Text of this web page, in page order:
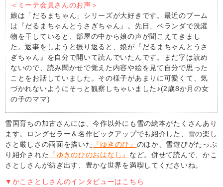
＜ミーテ会員さんのお声＞
娘は「だるまちゃん」シリーズが大好きです。最近のブーム
は『だるまちゃんとうさぎちゃん』。先日、ベランダで洗濯
物を干していると、部屋の中から娘の声が聞こえてきまし
た。返事をしようと振り返ると、娘が『だるまちゃんとうさ
ぎちゃん』を自分で開いて読んでいたんです。まだ字は読め
ないので、読み聞かせで覚えた内容や絵を見て自分で思った
ことをお話していました。その様子があまりに可愛くて、気
づかれないようにそっと観察しちゃいました♪(2歳8か月の女
の子のママ)
雪国育ちの加古さんには、今作以外にも雪の絵本がたくさんあり
ます。ロングセラー＆名作ピックアップでも紹介した、雪の楽し
さと厳しさの両面を描いた
『ゆきのひ』 のほか、雪遊びがたっぷ
り紹介された
『ゆきのひのおはなし』 など。併せて読んで、かこ
さとしさんが紡ぎ出す、豊かな世界を満喫してくださいね。
▼かこさとしさんのインタビューはこちら